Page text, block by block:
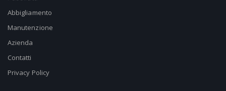
Abbigliamento
Manutenzione
Azienda
Contatti
Privacy Policy